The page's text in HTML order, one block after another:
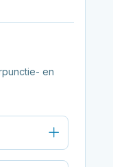
en